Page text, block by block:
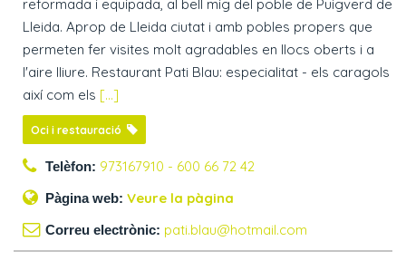
reformada i equipada, al bell mig del poble de Puigverd de
Lleida. Aprop de Lleida ciutat i amb pobles propers que
permeten fer visites molt agradables en llocs oberts i a
l'aire lliure. Restaurant Pati Blau: especialitat - els caragols
així com els [...]
Oci i restauració
Telèfon: 973167910 - 600 66 72 42
Pàgina web: Veure la pàgina
Correu electrònic: pati.blau@hotmail.com